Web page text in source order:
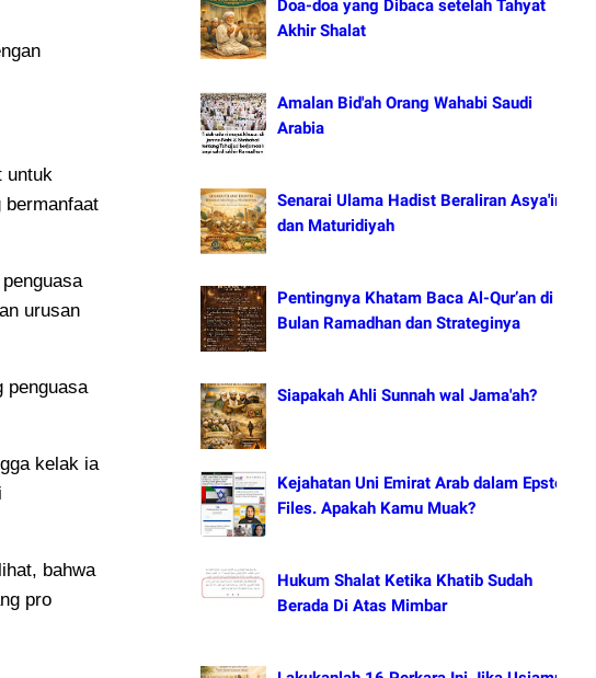
untuk
bermanfaat
urusan
penguasa
kelak ia
bahwa
pro
Doa-doa yang Dibaca setelah Tahyat
Akhir Shalat
Amalan Bid'ah Orang Wahabi Saudi
Arabia
Senarai Ulama Hadist Beraliran Asya'irah
dan Maturidiyah
Pentingnya Khatam Baca Al-Qur’an di
Bulan Ramadhan dan Strateginya
Siapakah Ahli Sunnah wal Jama'ah?
Kejahatan Uni Emirat Arab dalam Epstein
Files. Apakah Kamu Muak?
Hukum Shalat Ketika Khatib Sudah
Berada Di Atas Mimbar